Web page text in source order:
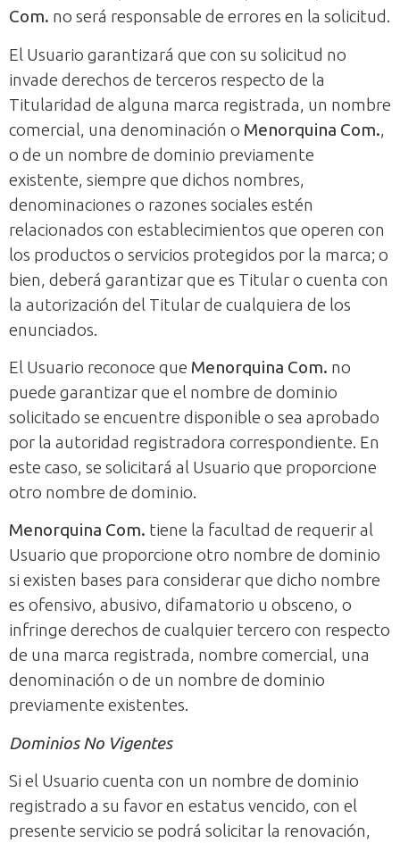
Com. no será responsable de errores en la solicitud.
El Usuario garantizará que con su solicitud no
invade derechos de terceros respecto de la
Titularidad de alguna marca registrada, un nombre
comercial, una denominación o Menorquina Com.,
o de un nombre de dominio previamente
existente, siempre que dichos nombres,
denominaciones o razones sociales estén
relacionados con establecimientos que operen con
los productos o servicios protegidos por la marca; o
bien, deberá garantizar que es Titular o cuenta con
la autorización del Titular de cualquiera de los
enunciados.
El Usuario reconoce que Menorquina Com. no
puede garantizar que el nombre de dominio
solicitado se encuentre disponible o sea aprobado
por la autoridad registradora correspondiente. En
este caso, se solicitará al Usuario que proporcione
otro nombre de dominio.
Menorquina Com. tiene la facultad de requerir al
Usuario que proporcione otro nombre de dominio
si existen bases para considerar que dicho nombre
es ofensivo, abusivo, difamatorio u obsceno, o
infringe derechos de cualquier tercero con respecto
de una marca registrada, nombre comercial, una
denominación o de un nombre de dominio
previamente existentes.
Dominios No Vigentes
Si el Usuario cuenta con un nombre de dominio
registrado a su favor en estatus vencido, con el
presente servicio se podrá solicitar la renovación,